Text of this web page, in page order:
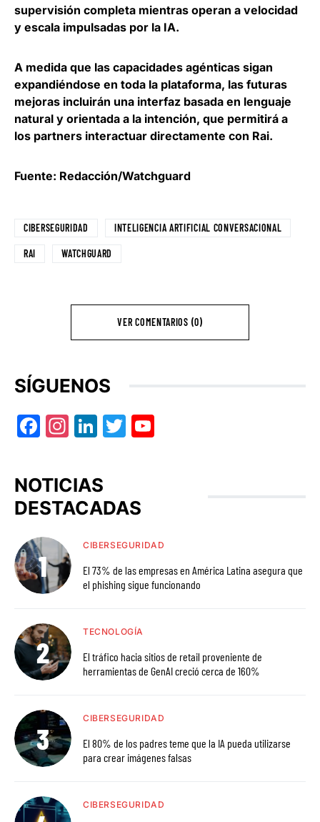
supervisión completa mientras operan a velocidad
y escala impulsadas por la IA.
A medida que las capacidades agénticas sigan
expandiéndose en toda la plataforma, las futuras
mejoras incluirán una interfaz basada en lenguaje
natural y orientada a la intención, que permitirá a
los partners interactuar directamente con Rai.
Fuente: Redacción/Watchguard
CIBERSEGURIDAD INTELIGENCIA ARTIFICIAL CONVERSACIONAL
RAI WATCHGUARD
VER COMENTARIOS (0)
SÍGUENOS
Facebook
Instagram
LinkedIn
Twitter
NOTICIAS
DESTACADAS
CIBERSEGURIDAD
El 73% de las empresas en América Latina asegura que
el phishing sigue funcionando
TECNOLOGÍA
El tráfico hacia sitios de retail proveniente de
herramientas de GenAI creció cerca de 160%
CIBERSEGURIDAD
El 80% de los padres teme que la IA pueda utilizarse
para crear imágenes falsas
CIBERSEGURIDAD